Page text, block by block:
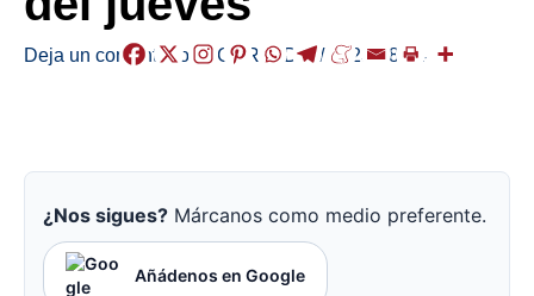
Deja un comentario /EGURALDIA/ 2023-08-14
¿Nos sigues? Márcanos como medio preferente.
Añádenos en Google